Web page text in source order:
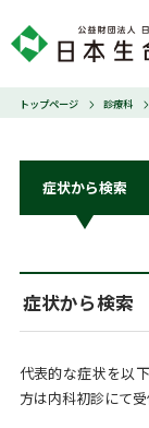
トップページ 診療科
症状から検索
症状から検索
代表的な症状を以
方は内科初診にて受